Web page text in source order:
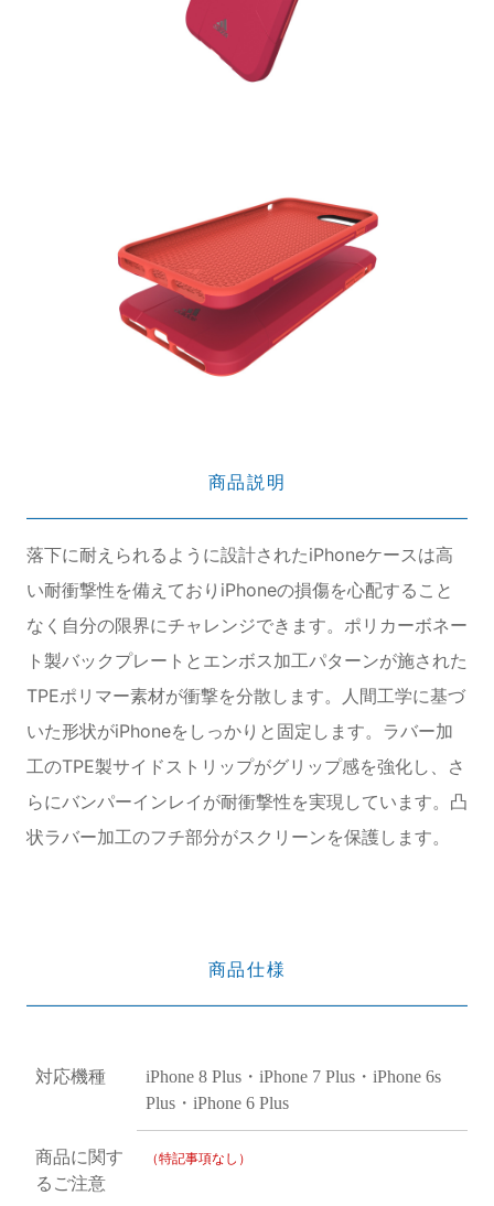
商品説明
落下に耐えられるように設計されたiPhoneケースは高
い耐衝撃性を備えておりiPhoneの損傷を心配すること
なく自分の限界にチャレンジできます。ポリカーボネー
ト製バックプレートとエンボス加工パターンが施された
TPEポリマー素材が衝撃を分散します。人間工学に基づ
いた形状がiPhoneをしっかりと固定します。ラバー加
工のTPE製サイドストリップがグリップ感を強化し、さ
らにバンパーインレイが耐衝撃性を実現しています。凸
状ラバー加工のフチ部分がスクリーンを保護します。
商品仕様
対応機種
iPhone 8 Plus・iPhone 7 Plus・iPhone 6s
Plus・iPhone 6 Plus
商品に関す
るご注意
（特記事項なし）